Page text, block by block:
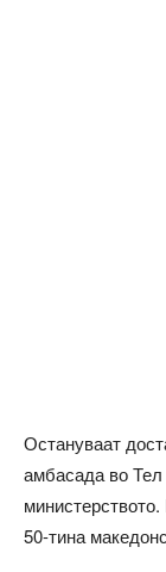
Остануваат
амбасада во
50-тина